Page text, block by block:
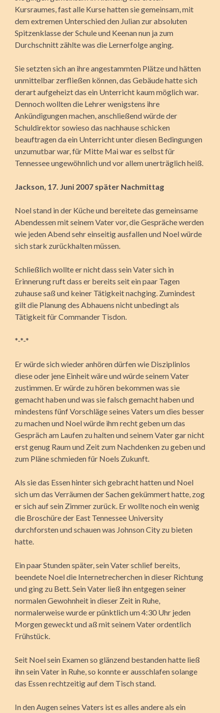
Kursraumes, fast alle Kurse hatten sie gemeinsam, mit
dem extremen Unterschied den Julian zur absoluten
Spitzenklasse der Schule und Keenan nun ja zum
Durchschnitt zählte was die Lernerfolge anging.
Sie setzten sich an ihre angestammten Plätze und hätten
unmittelbar zerfließen können, das Gebäude hatte sich
derart aufgeheizt das ein Unterricht kaum möglich war.
Dennoch wollten die Lehrer wenigstens ihre
Ankündigungen machen, anschließend würde der
Schuldirektor sowieso das nachhause schicken
beauftragen da ein Unterricht unter diesen Bedingungen
unzumutbar war, für Mitte Mai war es selbst für
Tennessee ungewöhnlich und vor allem unerträglich heiß.
Jackson, 17. Juni 2007 später Nachmittag
Noel stand in der Küche und bereitete das gemeinsame
Abendessen mit seinem Vater vor, die Gespräche werden
wie jeden Abend sehr einseitig ausfallen und Noel würde
sich stark zurückhalten müssen.
Schließlich wollte er nicht dass sein Vater sich in
Erinnerung ruft dass er bereits seit ein paar Tagen
zuhause saß und keiner Tätigkeit nachging. Zumindest
gilt die Planung des Abhauens nicht unbedingt als
Tätigkeit für Commander Tisdon.
*-*-*
Er würde sich wieder anhören dürfen wie Disziplinlos
diese oder jene Einheit wäre und würde seinem Vater
zustimmen. Er würde zu hören bekommen was sie
gemacht haben und was sie falsch gemacht haben und
mindestens fünf Vorschläge seines Vaters um dies besser
zu machen und Noel würde ihm recht geben um das
Gespräch am Laufen zu halten und seinem Vater gar nicht
erst genug Raum und Zeit zum Nachdenken zu geben und
zum Pläne schmieden für Noels Zukunft.
Als sie das Essen hinter sich gebracht hatten und Noel
sich um das Verräumen der Sachen gekümmert hatte, zog
er sich auf sein Zimmer zurück. Er wollte noch ein wenig
die Broschüre der East Tennessee University
durchforsten und schauen was Johnson City zu bieten
hatte.
Ein paar Stunden später, sein Vater schlief bereits,
beendete Noel die Internetrecherchen in dieser Richtung
und ging zu Bett. Sein Vater ließ ihn entgegen seiner
normalen Gewohnheit in dieser Zeit in Ruhe,
normalerweise wurde er pünktlich um 4:30 Uhr jeden
Morgen geweckt und aß mit seinem Vater ordentlich
Frühstück.
Seit Noel sein Examen so glänzend bestanden hatte ließ
ihn sein Vater in Ruhe, so konnte er ausschlafen solange
das Essen rechtzeitig auf dem Tisch stand.
In den Augen seines Vaters ist es alles andere als ein